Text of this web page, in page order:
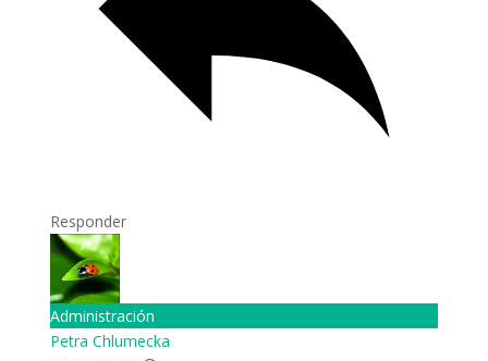
Responder
Administración
Petra Chlumecka